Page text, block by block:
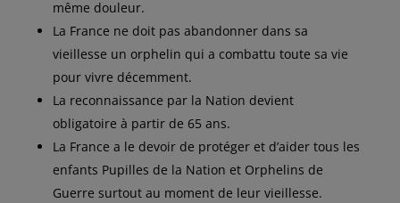
même douleur.
La France ne doit pas abandonner dans sa
vieillesse un orphelin qui a combattu toute sa vie
pour vivre décemment.
La reconnaissance par la Nation devient
obligatoire à partir de 65 ans.
La France a le devoir de protéger et d’aider tous les
enfants Pupilles de la Nation et Orphelins de
Guerre surtout au moment de leur vieillesse.